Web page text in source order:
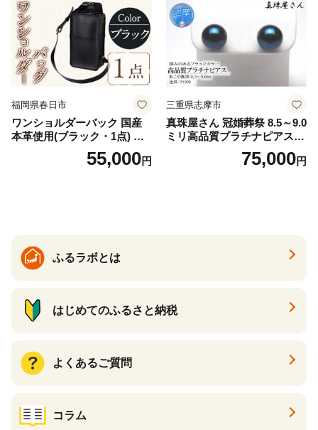
福岡県春日市
ワンショルダーバック 国産
本革使用(ブラック・1点) 鞄
バック バッグ カバン レザー
国産 日本製 牛革 黒 革 革製
55,000円
三重県志摩市
真珠屋さん 冠婚葬祭 8.5～9.0
ミリ高品質プラチナピアス P
t900 志摩産アコヤ真珠 ブラ
ックパール 黒真珠75,000円
ふるラボとは
はじめてのふるさと納税
よくあるご質問
コラム